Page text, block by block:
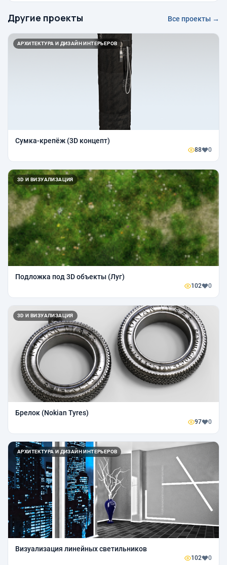
Другие проекты Все проекты →
АРХИТЕКТУРА И ДИЗАЙН ИНТЕРЬЕРОВ
Сумка-крепёж (3D концепт)
88 0
3D И ВИЗУАЛИЗАЦИЯ
Подложка под 3D объекты (Луг)
102 0
3D И ВИЗУАЛИЗАЦИЯ
Брелок (Nokian Tyres)
97 0
АРХИТЕКТУРА И ДИЗАЙН ИНТЕРЬЕРОВ
Визуализация линейных светильников
102 0